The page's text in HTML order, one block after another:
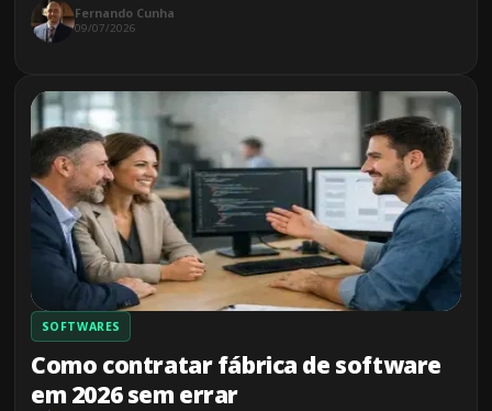
Fernando Cunha
09/07/2026
SOFTWARES
Como contratar fábrica de software
em 2026 sem errar